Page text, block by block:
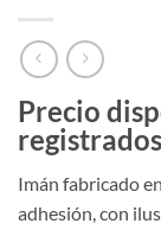
Precio
Imán fabricado
adhesión,con